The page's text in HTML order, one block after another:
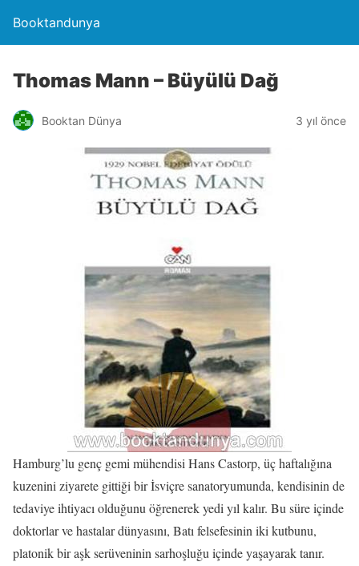
Booktandunya
Thomas Mann – Büyülü Dağ
Booktan Dünya 3 yıl önce
Hamburg’lu genç gemi mühendisi Hans Castorp, üç haftalığına
kuzenini ziyarete gittiği bir İsviçre sanatoryumunda, kendisinin de
tedaviye ihtiyacı olduğunu öğrenerek yedi yıl kalır. Bu süre içinde
doktorlar ve hastalar dünyasını, Batı felsefesinin iki kutbunu,
platonik bir aşk serüveninin sarhoşluğu içinde yaşayarak tanır.